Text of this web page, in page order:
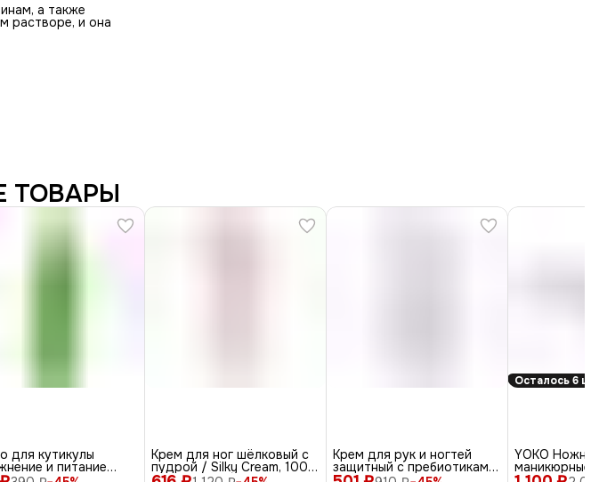
а также
растворе, и она
ТОВАРЫ
для кутикулы
и питание
Крем для ног шёлковый с
пудрой / Silky Cream, 100
Крем для рук и ногтей
защитный с пребиотиками
Осталось 6
YOKO
маникюрные